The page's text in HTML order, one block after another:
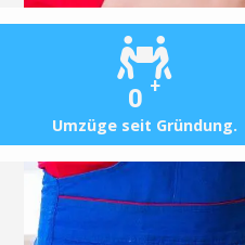
0 +
Umzüge seit Gründung.